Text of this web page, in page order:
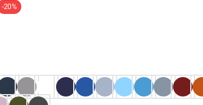
-20%